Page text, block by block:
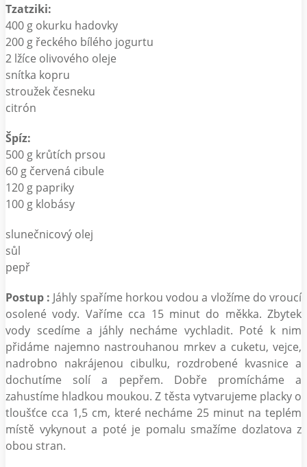
Tzatziki:
400 g okurku hadovky
200 g řeckého bílého jogurtu
2 lžíce olivového oleje
snítka kopru
stroužek česneku
citrón
Špíz:
500 g krůtích prsou
60 g červená cibule
120 g papriky
100 g klobásy
slunečnicový olej
sůl
pepř
Postup : Jáhly spaříme horkou vodou a vložíme do vroucí
osolené vody. Vaříme cca 15 minut do měkka. Zbytek
vody scedíme a jáhly necháme vychladit. Poté k nim
přidáme najemno nastrouhanou mrkev a cuketu, vejce,
nadrobno nakrájenou cibulku, rozdrobené kvasnice a
dochutíme solí a pepřem. Dobře promícháme a
zahustíme hladkou moukou. Z těsta vytvarujeme placky o
tloušťce cca 1,5 cm, které necháme 25 minut na teplém
místě vykynout a poté je pomalu smažíme dozlatova z
obou stran.